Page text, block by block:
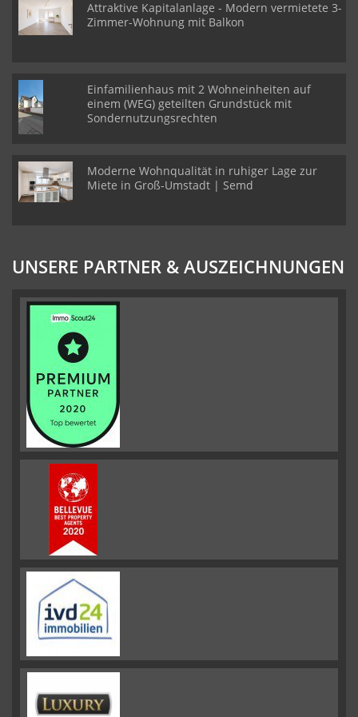
Attraktive Kapitalanlage - Modern vermietete 3-
Zimmer-Wohnung mit Balkon
Einfamilienhaus mit 2 Wohneinheiten auf
einem (WEG) geteilten Grundstück mit
Sondernutzungsrechten
Moderne Wohnqualität in ruhiger Lage zur
Miete in Groß-Umstadt | Semd
UNSERE PARTNER & AUSZEICHNUNGEN